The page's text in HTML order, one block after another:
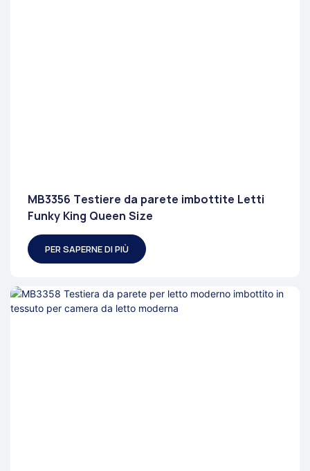
MB3356 Testiere da parete imbottite Letti
Funky King Queen Size
PER SAPERNE DI PIÙ